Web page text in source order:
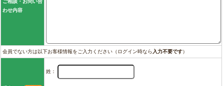
わせ内容
会員でない方は以下お客様情報をご入力ください（ログイン時なら 入力不要です）
姓：